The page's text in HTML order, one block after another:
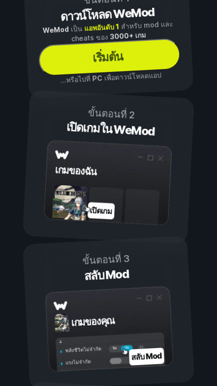
ดาวน์โหลด WeMod
WeModเป็น แอพอันดับ 1 สำหรับ mod และ
cheats ของ3000+ เกม
เริ่มต้น
...หรือไปที่ PCเพื่อดาวน์โหลดแอป
ขั้นตอนที่ 2
เปิดเกมใน WeMod
เกมของฉัน
เปิดเกม
ขั้นตอนที่ 3
สลับ Mod
เกมของคุณ
เปิด
ปิด
พลังชีวิตไม่จำกัด
แรงไม่จำกัด สลับ Mod